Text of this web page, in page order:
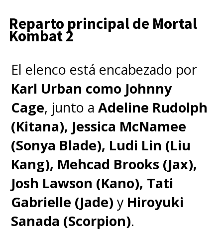
Reparto principal de Mortal
Kombat 2
El elenco está encabezado por
Karl Urban como Johnny
Cage, junto aAdeline Rudolph
(Kitana), Jessica McNamee
(Sonya Blade), Ludi Lin (Liu
Kang), Mehcad Brooks (Jax),
Josh Lawson (Kano), Tati
Gabrielle (Jade) y Hiroyuki
Sanada (Scorpion).